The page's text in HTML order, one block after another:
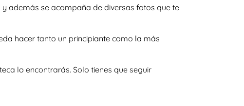
además se acompaña de diversas fotos que te
hacer tanto un principiante como la más
lo encontrarás. Solo tienes que seguir